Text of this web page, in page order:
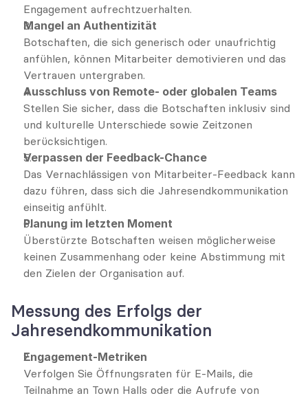
Engagement aufrechtzuerhalten.
Mangel an Authentizität
Botschaften, die sich generisch oder unaufrichtig
anfühlen, können Mitarbeiter demotivieren und das
Vertrauen untergraben.
Ausschluss von Remote- oder globalen Teams
Stellen Sie sicher, dass die Botschaften inklusiv sind
und kulturelle Unterschiede sowie Zeitzonen
berücksichtigen.
Verpassen der Feedback-Chance
Das Vernachlässigen von Mitarbeiter-Feedback kann
dazu führen, dass sich die Jahresendkommunikation
einseitig anfühlt.
Planung im letzten Moment
Überstürzte Botschaften weisen möglicherweise
keinen Zusammenhang oder keine Abstimmung mit
den Zielen der Organisation auf.
Messung des Erfolgs der
Jahresendkommunikation
Engagement-Metriken
Verfolgen Sie Öffnungsraten für E-Mails, die
Teilnahme an Town Halls oder die Aufrufe von